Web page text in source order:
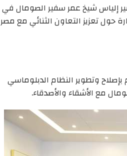
إلياس شيخ عمر سفير الصومال في
حول تعزيز التعاون الثنائي مع مصر
وتطوير النظام الدبلوماسي
مع الأشقاء والأصدقاء.